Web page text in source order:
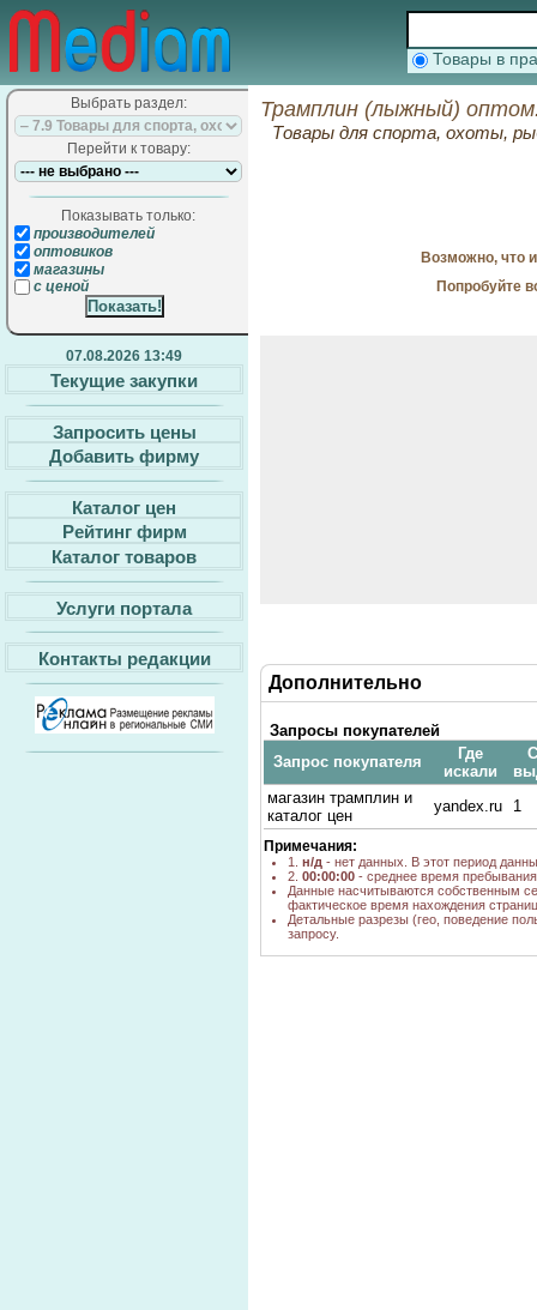
Товары в
Выбрать раздел:
Перейти к товару:
Показывать только:
производителей
оптовиков
магазины
с ценой
07.08.2026 13:49
Текущие закупки
Запросить цены
Добавить фирму
Каталог цен
Рейтинг фирм
Каталог товаров
Услуги портала
Контакты редакции
Трамплин (лыжный)
Товары для спорта, охоты,
Возможно, что
Попробуйте
Дополнительно
Запросы покупателей
Запрос покупателя
Где
искали
магазин трамплин и
каталог цен
yandex.ru 1
Примечания:
1. н/д - нет данных. В этот период
2. 00:00:00 - среднее время
Данные насчитываются собственным
фактическое время нахождения
Детальные разрезы (гео, поведение
запросу.